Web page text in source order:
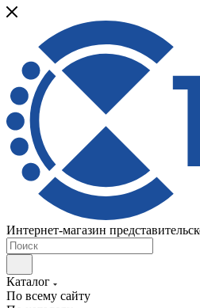
Интернет-магазин
Каталог
По всему сайту